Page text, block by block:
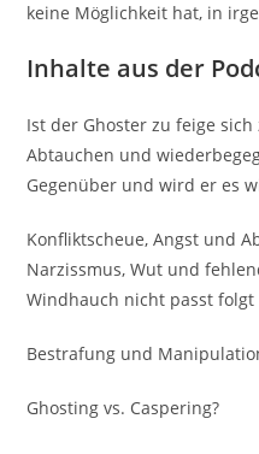
keine Möglichkeit hat, in
Inhalte aus der
Ist der Ghoster zu feige
Abtauchen und
Gegenüber und wird er es
Konfliktscheue, Angst und
Narzissmus, Wut und
Windhauch nicht passt folgt
Bestrafung und
Ghosting vs. Caspering?